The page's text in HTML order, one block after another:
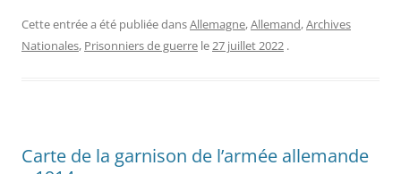
Cette entrée a été publiée dansAllemagne,Allemand,Archives
Nationales, Prisonniers de guerre le27 juillet 2022 .
Carte de la garnison de l’armée allemande